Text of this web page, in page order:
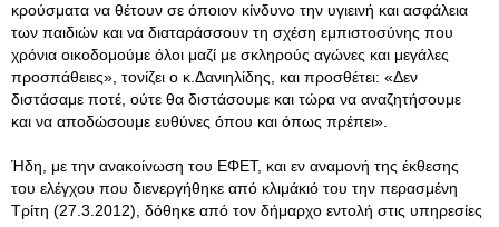
κρούσματα να θέτουν σε όποιον κίνδυνο την υγιεινή και ασφάλεια
των παιδιών και να διαταράσσουν τη σχέση εμπιστοσύνης που
χρόνια οικοδομούμε όλοι μαζί με σκληρούς αγώνες και μεγάλες
προσπάθειες», τονίζει ο κ.Δανιηλίδης, και προσθέτει: «Δεν
διστάσαμε ποτέ, ούτε θα διστάσουμε και τώρα να αναζητήσουμε
και να αποδώσουμε ευθύνες όπου και όπως πρέπει».
Ήδη, με την ανακοίνωση του ΕΦΕΤ, και εν αναμονή της έκθεσης
του ελέγχου που διενεργήθηκε από κλιμάκιό του την περασμένη
Τρίτη (27.3.2012), δόθηκε από τον δήμαρχο εντολή στις υπηρεσίες